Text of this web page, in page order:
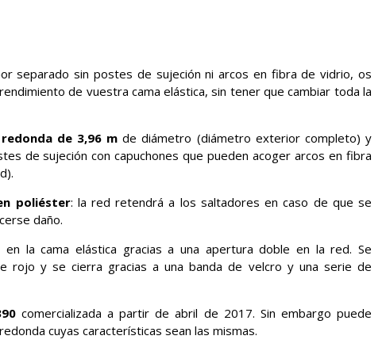
separado sin postes de sujeción ni arcos en fibra de vidrio, os
de vuestra cama elástica, sin tener que cambiar toda la
de 3,96 m de diámetro (diámetro exterior completo) y
de sujeción con capuchones que pueden acoger arcos en fibra
poliéster: la red retendrá a los saltadores en caso de que se
daño.
la cama elástica gracias a una apertura doble en la red. Se
rojo y se cierra gracias a una banda de velcro y una serie de
comercializada a partir de abril de 2017. Sin embargo puede
cuyas características sean las mismas.